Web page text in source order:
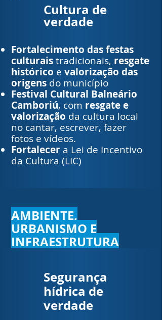
Cultura de
verdade
Fortalecimento das festas
culturaistradicionais, resgate
histórico e valorização das
origens do município
Festival Cultural Balneário
Camboriú, com resgate e
valorização da cultura local
no cantar, escrever, fazer
fotos e vídeos.
Fortalecer a Lei de Incentivo
da Cultura (LIC)
AMBIENTE,
URBANISMO E
INFRAESTRUTURA
Segurança
hídrica de
verdade